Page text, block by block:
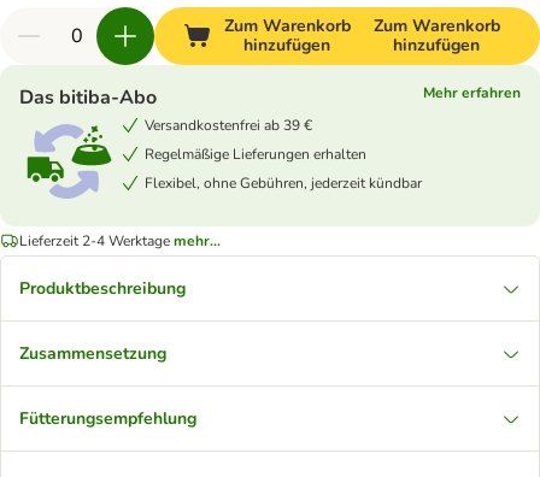
Zum Warenkorb
hinzufügen
Zum Warenkorb
hinzufügen
Das bitiba-Abo
Mehr erfahren
Versandkostenfrei ab 39 €
Regelmäßige Lieferungen erhalten
Flexibel, ohne Gebühren, jederzeit kündbar
Lieferzeit 2-4 Werktagemehr...
Produktbeschreibung
Zusammensetzung
Fütterungsempfehlung